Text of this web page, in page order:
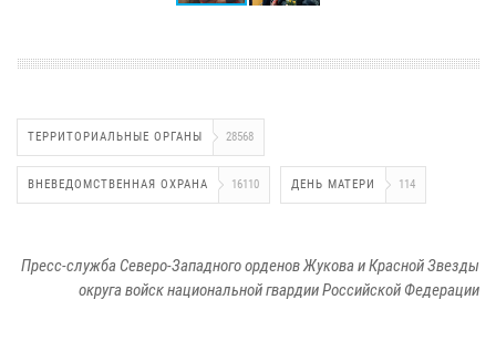
ТЕРРИТОРИАЛЬНЫЕ ОРГАНЫ 28568
ВНЕВЕДОМСТВЕННАЯ ОХРАНА 16110 ДЕНЬ МАТЕРИ 114
Пресс-служба Северо-Западного орденов Жукова и Красной Звезды
округа войск национальной гвардии Российской Федерации